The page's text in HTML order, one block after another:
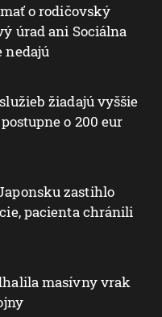
o rodičovský
úrad ani Sociálna
nedajú
žiadajú vyššie
o 200 eur
zastihlo
pacienta chránili
masívny vrak